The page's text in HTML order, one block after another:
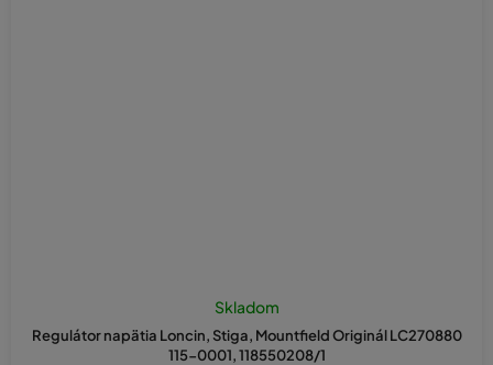
Regulátor napätia Loncin, Stiga, Mountfield Originál LC270880
115-0001, 118550208/1
Skladom